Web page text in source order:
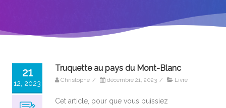
21
12, 2023
Truquette au pays du Mont-Blanc
Christophe / décembre 21, 2023 / Livre
Cet article, pour que vous puissiez